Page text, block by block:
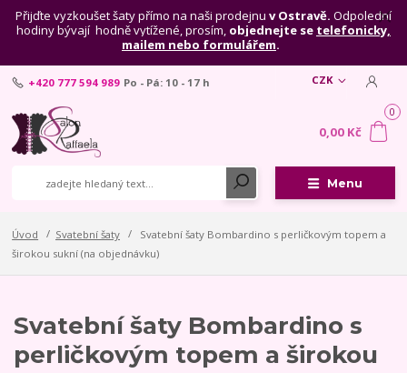
Přijďte vyzkoušet šaty přímo na naši prodejnu v Ostravě. Odpolední
hodiny bývají hodně vytížené, prosím, objednejte se telefonicky,
mailem nebo formulářem.
Menu
CZK
+420 777 594 989 Po - Pá: 10 - 17 h
0
0,00 Kč
Úvod Svatební šaty
Svatební šaty Bombardino s perličkovým topem a
širokou sukní (na objednávku)
Svatební šaty Bombardino s
perličkovým topem a širokou